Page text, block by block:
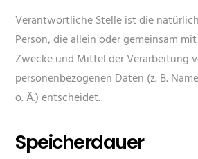
Verantwortliche Stelle ist die
Person, die allein oder gemeinsam
Zwecke und Mittel der Verarbeitung
personenbezogenen Daten (z. B.
o. Ä.) entscheidet.
Speicherdauer